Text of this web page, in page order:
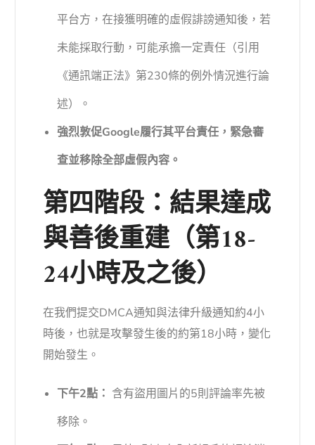
平台方，在接獲明確的虛假誹謗通知後，若
未能採取行動，可能承擔一定責任（引用
《通訊端正法》第230條的例外情況進行論
述）。
強烈敦促Google履行其平台責任，緊急審
查並移除全部虛假內容。
第四階段：結果達成
與善後重建（第18-
24小時及之後）
在我們提交DMCA通知與法律升級通知約4小
時後，也就是攻擊發生後的約第18小時，變化
開始發生。
下午2點： 含有盜用圖片的5則評論率先被
移除。